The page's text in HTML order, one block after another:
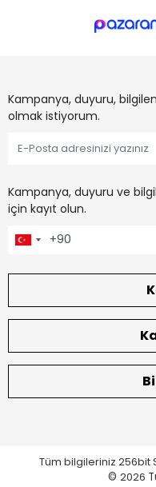
Kampanya, duyuru,
olmak istiyorum.
Kampanya, duyuru ve
için kayıt olun.
Tüm bilgileriniz 256bit
© 2026